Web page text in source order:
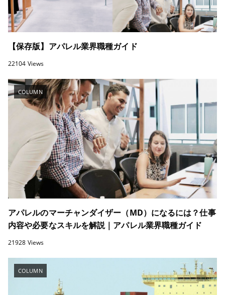
【保存版】アパレル業界職種ガイド
22104 Views
COLUMN
アパレルのマーチャンダイザー（MD）になるには？仕事
内容や必要なスキルを解説｜アパレル業界職種ガイド
21928 Views
COLUMN